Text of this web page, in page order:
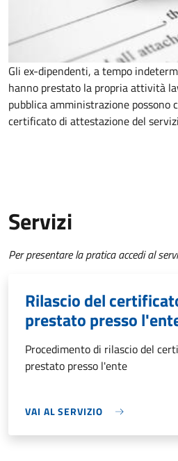
Gli ex-dipendenti, a tempo
hanno prestato la propria attività
pubblica amministrazione possono
certificato di attestazione del
Servizi
Per presentare la pratica accedi al
Rilascio del
prestato presso
Procedimento di rilascio del
prestato presso l'ente
VAI AL SERVIZIO